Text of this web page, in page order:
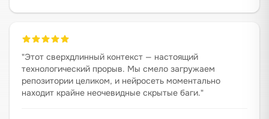
"Этот сверхдлинный контекст — настоящий
технологический прорыв. Мы смело загружаем
репозитории целиком, и нейросеть моментально
находит крайне неочевидные скрытые баги."